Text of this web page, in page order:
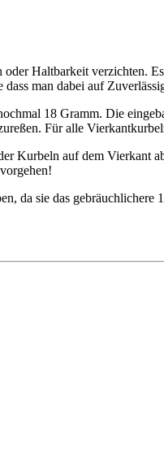
Haltbarkeit verzichten.
man dabei auf
18 Gramm. Die
Für alle
Kurbeln auf dem Vierkant
da sie das gebräuchlichere